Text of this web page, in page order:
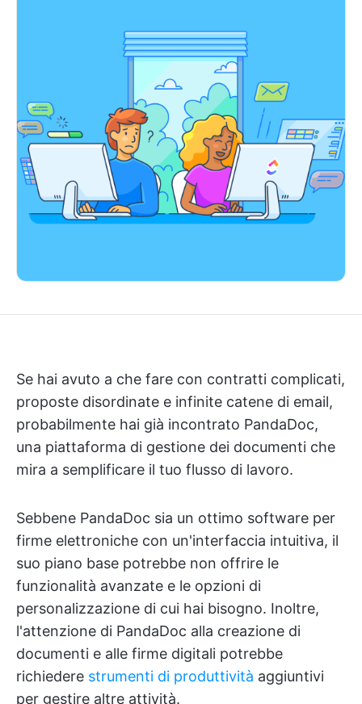
Se hai avuto a che fare con contratti complicati,
proposte disordinate e infinite catene di email,
probabilmente hai già incontrato PandaDoc,
una piattaforma di gestione dei documenti che
mira a semplificare il tuo flusso di lavoro.
Sebbene PandaDoc sia un ottimo software per
firme elettroniche con un'interfaccia intuitiva, il
suo piano base potrebbe non offrire le
funzionalità avanzate e le opzioni di
personalizzazione di cui hai bisogno. Inoltre,
l'attenzione di PandaDoc alla creazione di
documenti e alle firme digitali potrebbe
richiedere strumenti di produttività aggiuntivi
per gestire altre attività.